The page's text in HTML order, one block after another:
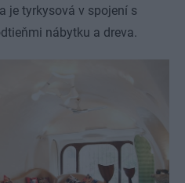
je tyrkysová v spojení s
nábytku a dreva.